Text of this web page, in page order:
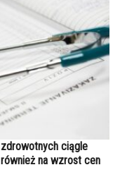
ciągle
na wzrost cen